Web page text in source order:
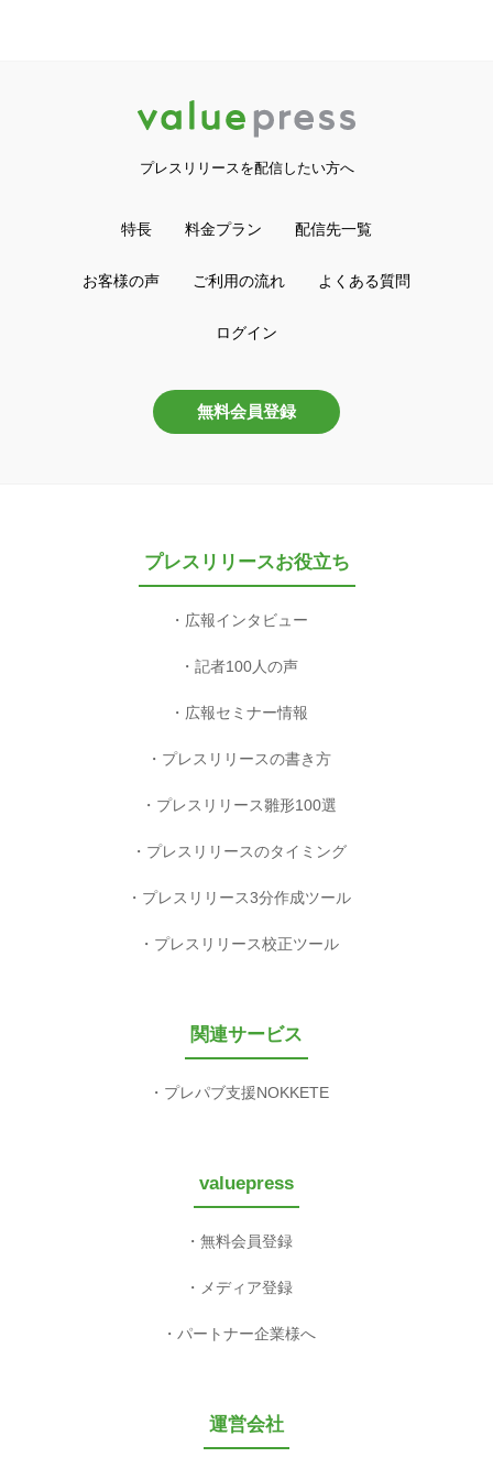
プレスリリースを配信したい方へ
特長 料金プラン 配信先一覧
お客様の声 ご利用の流れ よくある質問
ログイン
無料会員登録
プレスリリースお役立ち
広報インタビュー
記者100人の声
広報セミナー情報
プレスリリースの書き方
プレスリリース雛形100選
プレスリリースのタイミング
プレスリリース3分作成ツール
プレスリリース校正ツール
関連サービス
プレパブ支援NOKKETE
valuepress
無料会員登録
メディア登録
パートナー企業様へ
運営会社